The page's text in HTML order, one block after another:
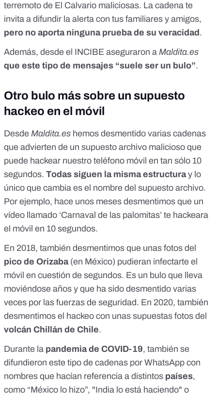
terremoto de El Calvario maliciosas. La cadena te
invita a difundir la alerta con tus familiares y amigos,
pero no aporta ninguna prueba de su veracidad .
Además, desde el INCIBE aseguraron a Maldita.es
que este tipo de mensajes “suele ser un bulo”.
Otro bulo más sobre un supuesto
hackeo en el móvil
Desde Maldita.es hemos desmentido varias cadenas
que advierten de un supuesto archivo malicioso que
puede hackear nuestro teléfono móvil en tan sólo 10
segundos. Todas siguen la misma estructuray lo
único que cambia es el nombre del supuesto archivo.
Por ejemplo, hace unos meses desmentimos que un
vídeo llamado ‘Carnaval de las palomitas’ te hackeara
el móvil en 10 segundos.
En 2018, también desmentimos que unas fotos del
pico de Orizaba (en México) pudieran infectarte el
móvil en cuestión de segundos. Es un bulo que lleva
moviéndose años y que ha sido desmentido varias
veces por las fuerzas de seguridad. En 2020, también
desmentimos el hackeo con unas supuestas fotos del
volcán Chillán de Chile.
Durante la pandemia de COVID-19, también se
difundieron este tipo de cadenas por WhatsApp con
nombres que hacían referencia a distintos países,
como “México lo hizo”, "India lo está haciendo" o